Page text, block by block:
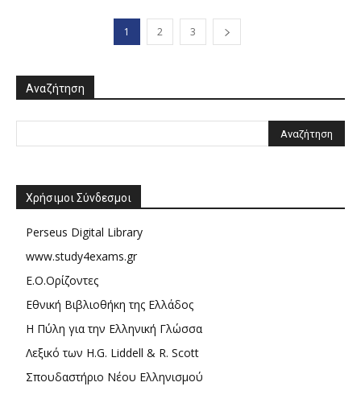
1 2 3
Αναζήτηση
Χρήσιμοι Σύνδεσμοι
Perseus Digital Library
www.study4exams.gr
Ε.Ο.Ορίζοντες
Εθνική Βιβλιοθήκη της Ελλάδος
Η Πύλη για την Ελληνική Γλώσσα
Λεξικό των H.G. Liddell & R. Scott
Σπουδαστήριο Νέου Ελληνισμού